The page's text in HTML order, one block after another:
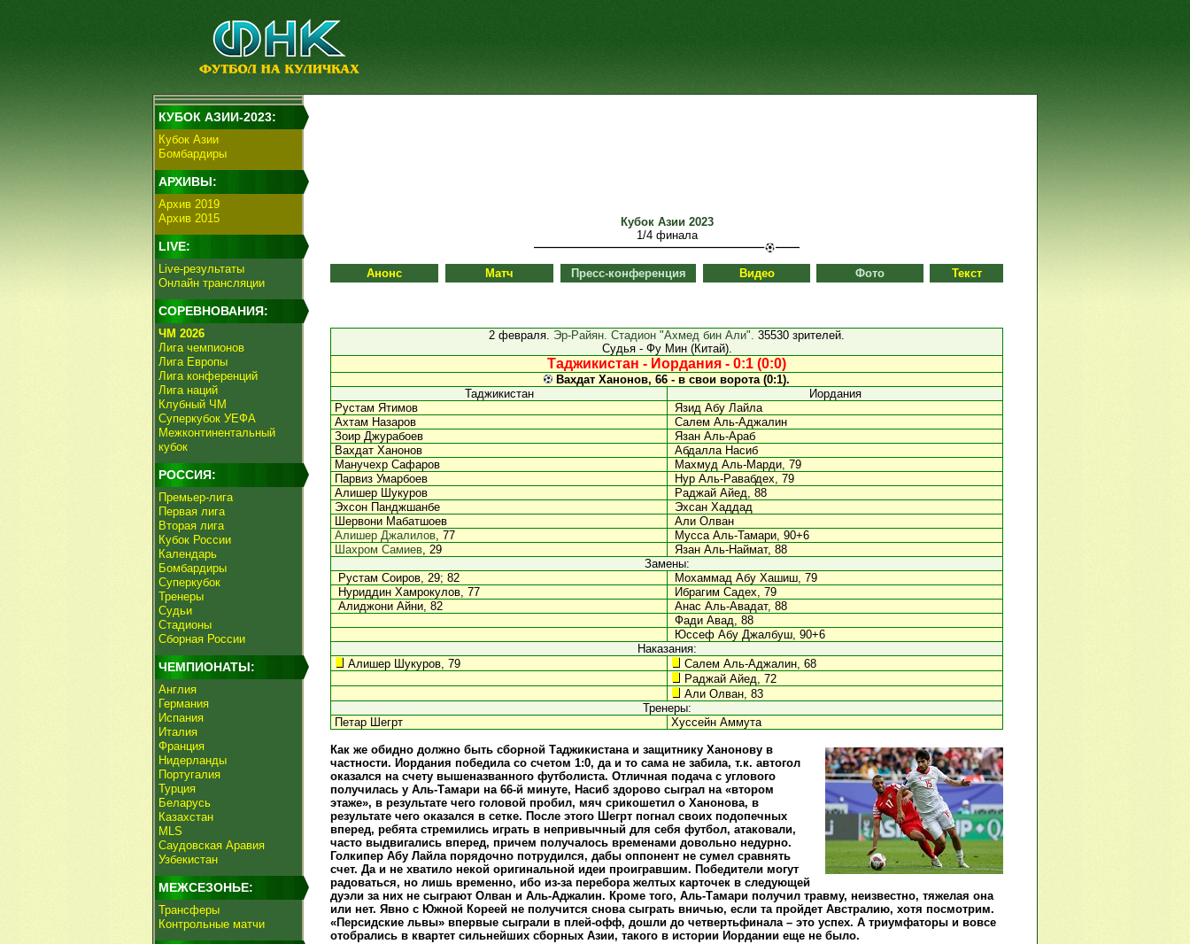
КУБОК АЗИИ-2023:
Кубок Азии
Бомбардиры
АРХИВЫ:
Архив 2019
Архив 2015
LIVE:
Live-результаты
Онлайн трансляции
СОРЕВНОВАНИЯ:
ЧМ 2026
Лига чемпионов
Лига Европы
Лига конференций
Лига наций
Клубный ЧМ
Суперкубок УЕФА
Межконтинентальный
кубок
РОССИЯ:
Премьер-лига
Первая лига
Вторая лига
Кубок России
Календарь
Бомбардиры
Суперкубок
Тренеры
Судьи
Стадионы
Сборная России
ЧЕМПИОНАТЫ:
Англия
Германия
Испания
Италия
Франция
Нидерланды
Португалия
Турция
Беларусь
Казахстан
MLS
Саудовская Аравия
Узбекистан
МЕЖСЕЗОНЬЕ:
Трансферы
Контрольные матчи
Кубок Азии 2023
1/4 финала
Анонс Матч Пресс-конференция Видео Фото Текст
2 февраля. Эр-Райян. Стадион "Ахмед бин Али". 35530 зрителей.
Судья - Фу Мин (Китай).
Таджикистан - Иордания - 0:1 (0:0)
Вахдат Ханонов, 66 - в свои ворота (0:1).
Таджикистан
Иордания
Рустам Ятимов
Язид Абу Лайла
Ахтам Назаров
Салем Аль-Аджалин
Зоир Джурабоев
Язан Аль-Араб
Вахдат Ханонов
Абдалла Насиб
Манучехр Сафаров
Махмуд Аль-Марди, 79
Парвиз Умарбоев
Нур Аль-Равабдех, 79
Алишер Шукуров
Раджай Айед, 88
Эхсон Панджшанбе
Эхсан Хаддад
Шервони Мабатшоев
Али Олван
Алишер Джалилов, 77
Мусса Аль-Тамари, 90+6
Шахром Самиев, 29
Язан Аль-Наймат, 88
Замены:
Рустам Соиров, 29; 82
Мохаммад Абу Хашиш, 79
Нуриддин Хамрокулов, 77
Ибрагим Садех, 79
Алиджони Айни, 82
Анас Аль-Авадат, 88
Фади Авад, 88
Юссеф Абу Джалбуш, 90+6
Наказания:
Алишер Шукуров, 79
Салем Аль-Аджалин, 68
Раджай Айед, 72
Али Олван, 83
Тренеры:
Петар Шегрт
Хуссейн Аммута
Как же обидно должно быть сборной Таджикистана и защитнику Ханонову в
частности. Иордания победила со счетом 1:0, да и то сама не забила, т.к. автогол
оказался на счету вышеназванного футболиста. Отличная подача с углового
получилась у Аль-Тамари на 66-й минуте, Насиб здорово сыграл на «втором
этаже», в результате чего головой пробил, мяч срикошетил о Ханонова, в
результате чего оказался в сетке. После этого Шегрт погнал своих подопечных
вперед, ребята стремились играть в непривычный для себя футбол, атаковали,
часто выдвигались вперед, причем получалось временами довольно недурно.
Голкипер Абу Лайла порядочно потрудился, дабы оппонент не сумел сравнять
счет. Да и не хватило некой оригинальной идеи проигравшим. Победители могут
радоваться, но лишь временно, ибо из-за перебора желтых карточек в следующей
дуэли за них не сыграют Олван и Аль-Аджалин. Кроме того, Аль-Тамари получил травму, неизвестно, тяжелая она
или нет. Явно с Южной Кореей не получится снова сыграть вничью, если та пройдет Австралию, хотя посмотрим.
«Персидские львы» впервые сыграли в плей-офф, дошли до четвертьфинала – это успех. А триумфаторы и вовсе
отобрались в квартет сильнейших сборных Азии, такого в истории Иордании еще не было.